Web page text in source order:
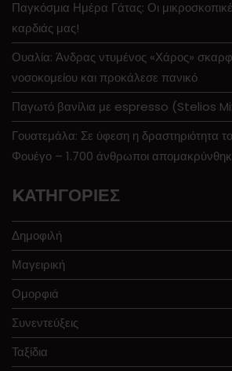
Παγκόσμια Ημέρα Γάτας: Οι
καρδιάς μας!
Ουαλία: Άνδρας ντυμένος «Χάρος»
νοσοκομείου και προκάλεσε πανικό
Παγωτό βανίλια με espresso (Stelios
Γουατεμάλα: Σε ύφεση η δραστηριότητα
Φουέγο – 1.700 άνθρωποι
KΑΤΗΓΟΡΊΕΣ
Δημοφιλή
Μαγειρική
Ομορφιά
Συνεντεύξεις
Ταξίδια